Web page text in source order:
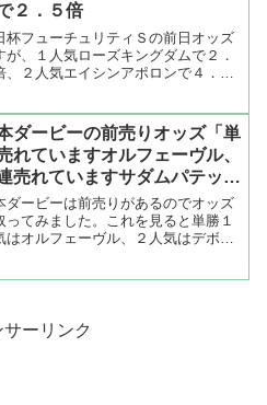
２．５倍
杯フューチュリティＳの前日オッズ
が、１人気ローズキングダムで２．
、２人気エイシンアポロンで４．９
こまでが１０倍以下。単勝、複勝、
流しなどどれを見ても...
ダービーの前売りオッズ「単
れていますオルフェーヴル、
売れていますサダムパテッ
ダービーは前売りがあるのでオッズ
ってみました。これを見ると単勝１
はオルフェーヴル、２人気はデボネ
サーリンク